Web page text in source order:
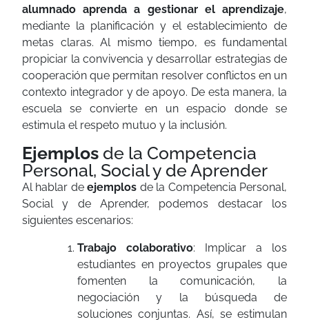
alumnado aprenda a gestionar el aprendizaje,
mediante la planificación y el establecimiento de
metas claras. Al mismo tiempo, es fundamental
propiciar la convivencia y desarrollar estrategias de
cooperación que permitan resolver conflictos en un
contexto integrador y de apoyo. De esta manera, la
escuela se convierte en un espacio donde se
estimula el respeto mutuo y la inclusión.
Ejemplos de la Competencia
Personal, Social y de Aprender
Al hablar deejemplos de la Competencia Personal,
Social y de Aprender, podemos destacar los
siguientes escenarios:
Trabajo colaborativo: Implicar a los
estudiantes en proyectos grupales que
fomenten la comunicación, la
negociación y la búsqueda de
soluciones conjuntas. Así, se estimulan